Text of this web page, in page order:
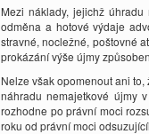
Mezi náklady, jejichž
odměna a hotové výdaje
stravné, nocležné, poštovné
prokázání výše újmy
Nelze však opomenout ani
náhradu nemajetkové újmy
rozhodne po právní moci
roku od právní moci